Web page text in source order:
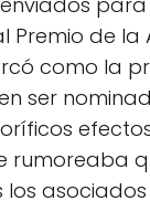
Premio de
como la
ser
rumoreaba